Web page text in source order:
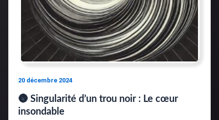
20 décembre 2024
🌚 Singularité d’un trou noir : Le cœur
insondable